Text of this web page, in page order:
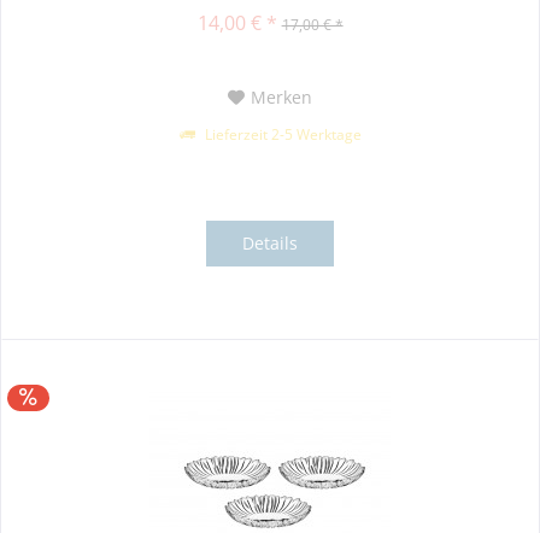
14,00 € * 17,00 € *
Merken
Lieferzeit 2-5 Werktage
Details